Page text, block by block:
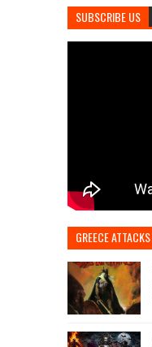
SUBSCRIBE US
GREECE ATTACKS